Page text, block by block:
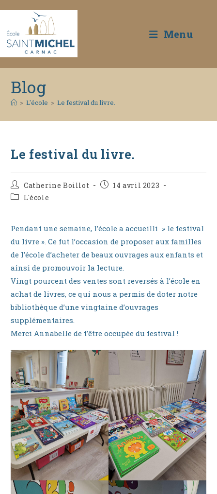
content
Menu
Blog
> L'école > Le festival du livre.
Le festival du livre.
Auteur/autrice
de
la
Catherine Boillot
Publication
14 avril 2023
PostL'école
Pendant une semaine, l’école a accueilli » le festival
du livre ». Ce fut l’occasion de proposer aux familles
de l’école d’acheter de beaux ouvrages aux enfants et
ainsi de promouvoir la lecture.
Vingt pourcent des ventes sont reversés à l’école en
achat de livres, ce qui nous a permis de doter notre
bibliothèque d’une vingtaine d’ouvrages
supplémentaires.
Merci Annabelle de t’être occupée du festival !